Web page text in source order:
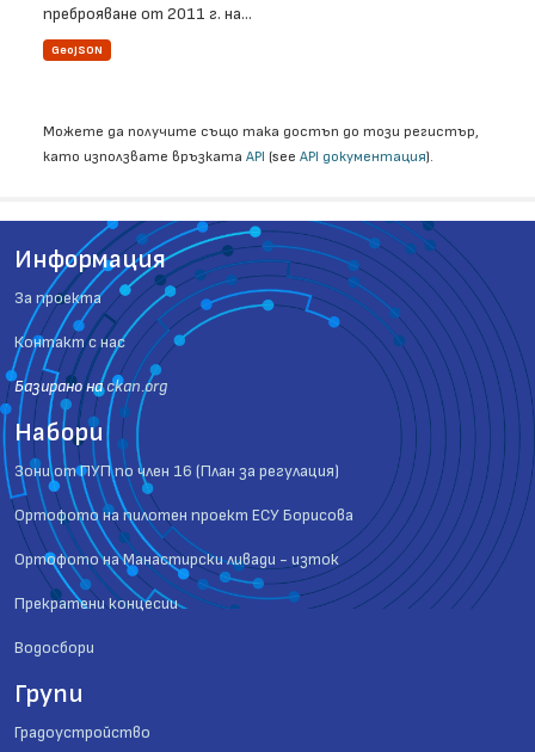
преброяване от 2011 г. на...
GeoJSON
Можете да получите също така достъп до този регистър,
като използвате връзката API (see API документация).
Информация
За проекта
Контакт с нас
Базиранo наckan.org
Набори
Зони от ПУП по член 16 (План за регулация)
Ортофото на пилотен проект ЕСУ Борисова
Ортофото на Манастирски ливади - изток
Прекратени концесии
Водосбори
Групи
Градоустройство